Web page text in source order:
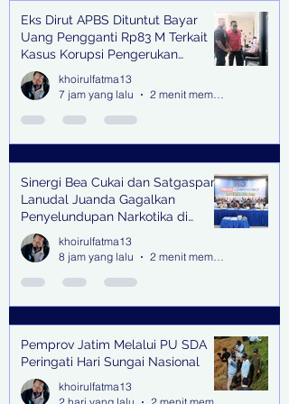
Recent Posts
Eks Dirut APBS Dituntut Bayar
Uang Pengganti Rp83 M Terkait
Kasus Korupsi Pengerukan
Tanjung Perak
khoirulfatma13
7 jam yang lalu
2 menit membaca
Sinergi Bea Cukai dan Satgaspam
Lanudal Juanda Gagalkan
Penyelundupan Narkotika di
Bandara Juanda
khoirulfatma13
8 jam yang lalu
2 menit membaca
Pemprov Jatim Melalui PU SDA
Peringati Hari Sungai Nasional
khoirulfatma13